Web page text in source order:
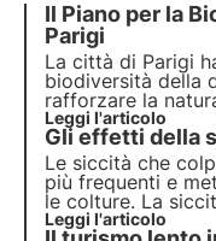
Il Piano per la
Parigi
La città di Parigi
biodiversità della
rafforzare la
biodiversità.
azioni attuate
biodiversità.
Leggi l'articolo
Gli effetti della
Le siccità che
più frequenti e
le colture. La
significa meno
Leggi l'articolo